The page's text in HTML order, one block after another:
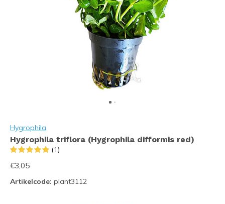
Hygrophila
Hygrophila triflora (Hygrophila difformis red)
(1)
€3,05
Artikelcode: plant3112